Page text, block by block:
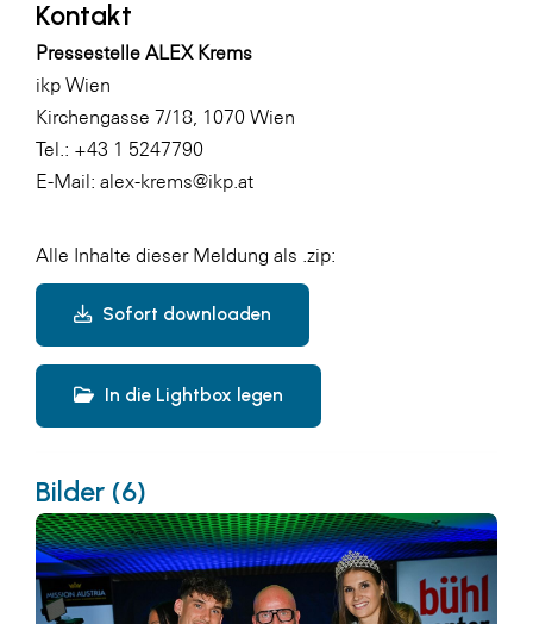
Kontakt
Pressestelle ALEX Krems
ikp Wien
Kirchengasse 7/18, 1070 Wien
Tel.: +43 1 5247790
E-Mail: alex-krems@ikp.at
Alle Inhalte dieser Meldung als .zip:
Sofort downloaden
In die Lightbox legen
Bilder (6)